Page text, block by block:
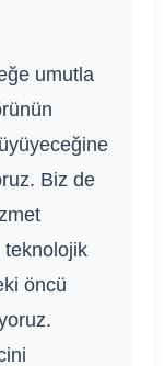
umutla
Biz de
teknolojik
öncü